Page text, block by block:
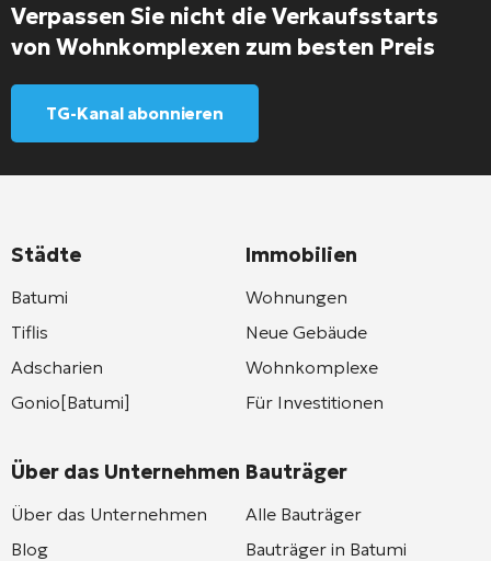
Verpassen Sie nicht die Verkaufsstarts
von Wohnkomplexen zum besten Preis
TG-Kanal abonnieren
Städte
Batumi
Tiflis
Adscharien
Gonio[Batumi]
Über das Unternehmen
Über das Unternehmen
Blog
Immobilien
Wohnungen
Neue Gebäude
Wohnkomplexe
Für Investitionen
Bauträger
Alle Bauträger
Bauträger in Batumi